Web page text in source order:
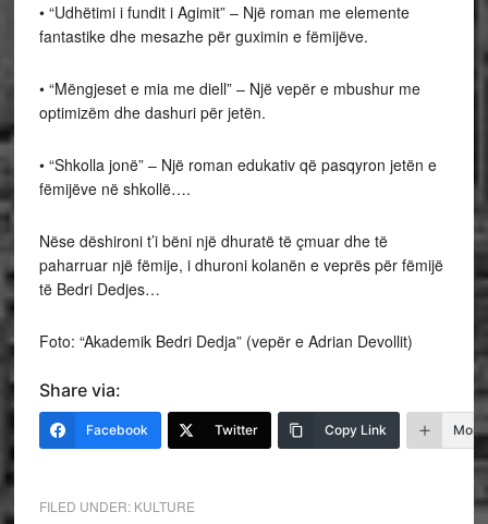
• “Udhëtimi i fundit i Agimit” – Një roman me elemente
fantastike dhe mesazhe për guximin e fëmijëve.
• “Mëngjeset e mia me diell” – Një vepër e mbushur me
optimizëm dhe dashuri për jetën.
• “Shkolla jonë” – Një roman edukativ që pasqyron jetën e
fëmijëve në shkollë….
Nëse dëshironi t’i bëni një dhuratë të çmuar dhe të
paharruar një fëmije, i dhuroni kolanën e veprës për fëmijë
të Bedri Dedjes…
Foto: “Akademik Bedri Dedja” (vepër e Adrian Devollit)
Share via:
Facebook Twitter Copy Link More
FILED UNDER: KULTURE